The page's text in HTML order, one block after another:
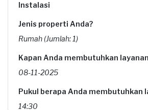
Instalasi
Jenis properti Anda?
Rumah (Jumlah: 1)
Kapan Anda membutuhkan
08-11-2025
Pukul berapa Anda membutuhkan
14:30